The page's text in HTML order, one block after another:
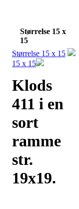
Størrelse 15 x
15
Størrelse 15 x 15
15 x 15
Klods
411 i en
sort
ramme
str.
19x19.